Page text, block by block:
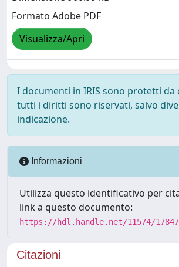
Formato Adobe PDF
Visualizza/Apri
I documenti in IRIS sono protetti da
tutti i diritti sono riservati, salvo
indicazione.
Informazioni
Utilizza questo identificativo per
link a questo documento:
https://hdl.handle.net/11574/
Citazioni